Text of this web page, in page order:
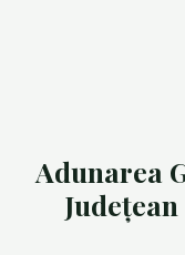
Adunarea